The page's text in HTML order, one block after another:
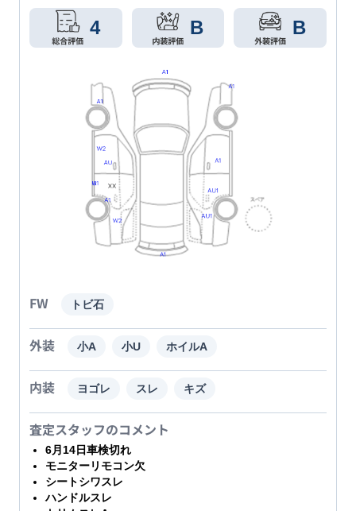
4 B B
FW トビ石
外装 小A 小U ホイルA
内装 ヨゴレ スレ キズ
査定スタッフのコメント
6月14日車検切れ
モニターリモコン欠
シートシワスレ
ハンドルスレ